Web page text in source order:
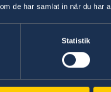
de har samlat in när du har
Statistik
information
villkor. Kontakta